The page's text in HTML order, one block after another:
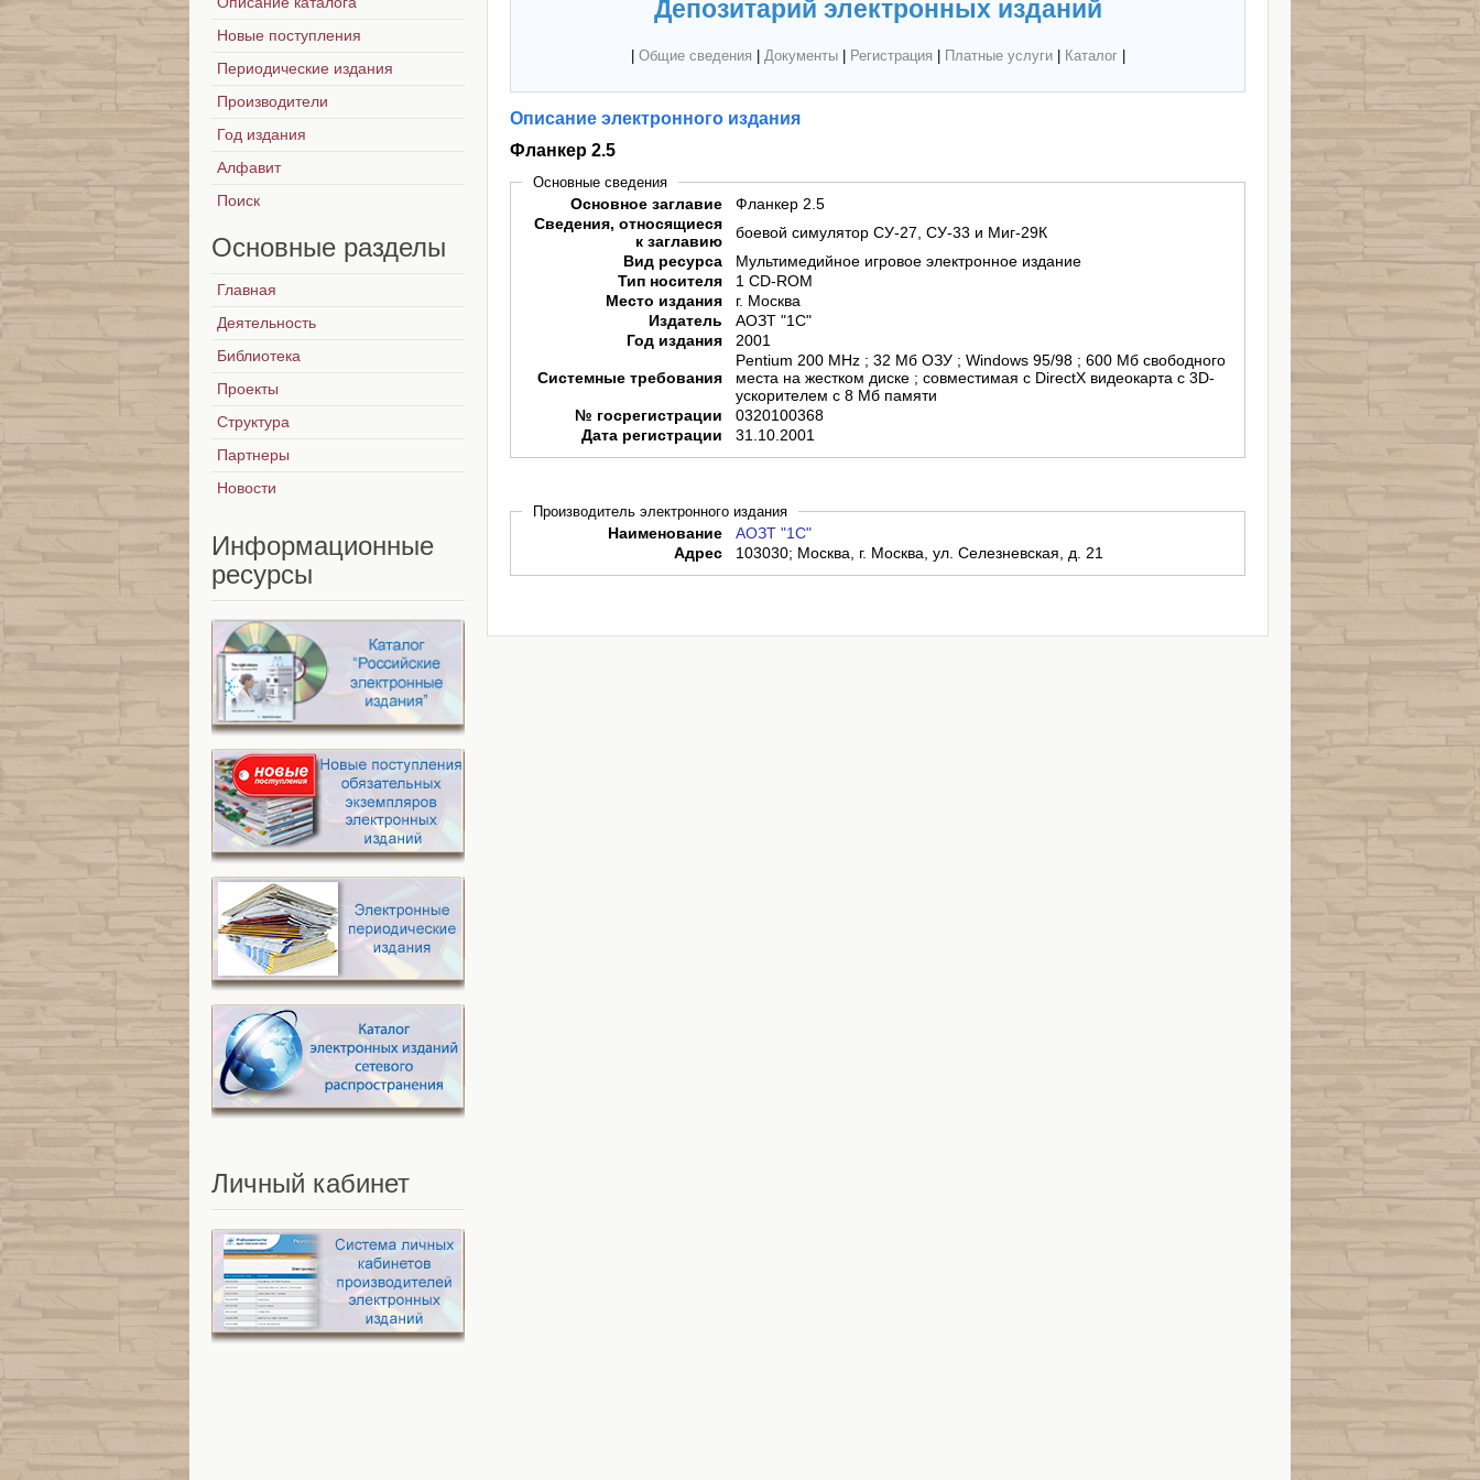
Депозитарий электронных изданий
Общие сведения Документы| Регистрация Платные услуги| Каталог|
Описание электронного издания
Фланкер 2.5
Основные сведения
Основное заглавие
Фланкер 2.5
Сведения, относящиеся
к заглавию
боевой симулятор СУ-27, СУ-33 и Миг-29К
Вид ресурса
Мультимедийное игровое электронное издание
Тип носителя
1 CD-ROM
Место издания
г. Москва
Издатель
АОЗТ "1С"
Год издания
2001
Системные требования
Pentium 200 MHz ; 32 Мб ОЗУ ; Windows 95/98 ; 600 Мб свободного
места на жестком диске ; совместимая с DirectX видеокарта с 3D-
ускорителем с 8 Мб памяти
№ госрегистрации
0320100368
Дата регистрации
31.10.2001
Производитель электронного издания
Наименование
АОЗТ "1С"
Адрес
103030; Москва, г. Москва, ул. Селезневская, д. 21
Новые поступления
Периодические издания
Производители
Год издания
Алфавит
Поиск
Основные разделы
Главная
Деятельность
Библиотека
Проекты
Структура
Партнеры
Новости
Информационные
ресурсы
Личный кабинет